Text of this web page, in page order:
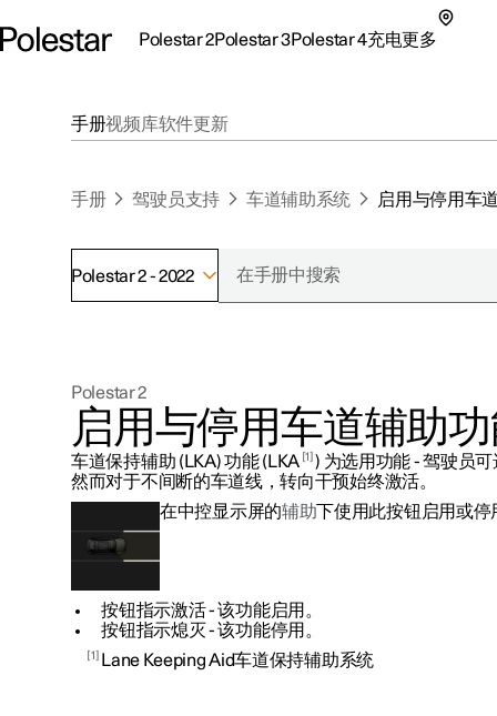
Polestar 2Polestar 3Polestar 4充电更多
联系我们
极星官方二手车
探索Polestar 3
联系我们
公共充电
家庭充电
车主服务
新闻
注册新闻
（在新窗
手册视频库软件更新
手册 驾驶员支持 车道辅助系统 启用与停用车
Polestar 2 - 2022
Polestar 2
启用与停用车道辅助
车道保持辅助 (LKA) 功能 (LKA 1
) 为选用功能 - 驾驶员
然而对于不间断的车道线，转向干预始终激活。
在中控显示屏的辅助 下使用此按钮启用或
按钮指示激活 - 该功能启用。
按钮指示熄灭 - 该功能停用。
1 Lane Keeping Aid车道保持辅助系统